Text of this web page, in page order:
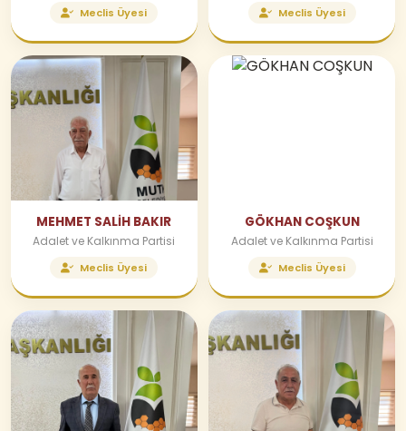
Meclis Üyesi Meclis Üyesi
MEHMET SALİH BAKIR
Adalet ve Kalkınma Partisi
Meclis Üyesi
GÖKHAN COŞKUN
Adalet ve Kalkınma Partisi
Meclis Üyesi